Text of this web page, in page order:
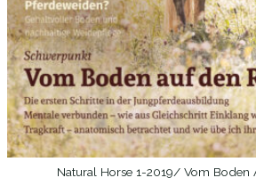
IN DEN
Natural Horse 1-2019/ Vom Boden